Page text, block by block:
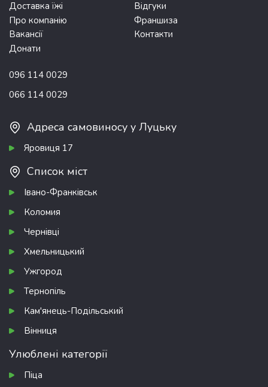
Доставка їжі
Відгуки
Про компанію
Франшиза
Вакансії
Контакти
Донати
096 114 0029
066 114 0029
Адреса самовиносу у Луцьку
Яровиця 17
Список міст
Івано-Франківськ
Коломия
Чернівці
Хмельницький
Ужгород
Тернопіль
Кам'янець-Подільський
Вінниця
Улюблені категорії
Піца